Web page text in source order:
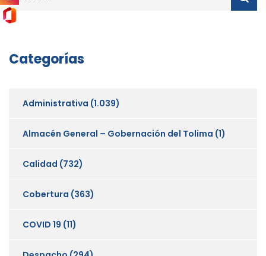
Categorías
Administrativa (1.039)
Almacén General – Gobernación del Tolima (1)
Calidad (732)
Cobertura (363)
COVID 19 (11)